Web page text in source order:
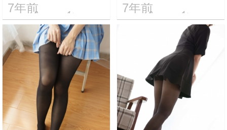
7年前
15 4783
7年前
13 2614